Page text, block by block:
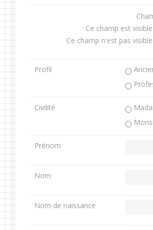
Ce champ est
Ce champ n'est pas
Profil
Civilité
Prénom
Nom
Nom de naissance